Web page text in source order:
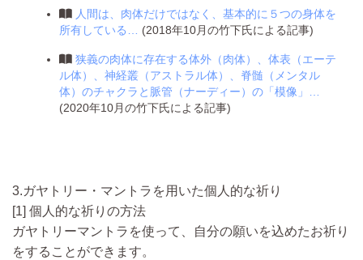
人間は、肉体だけではなく、基本的に５つの身体を
所有している… (2018年10月の竹下氏による記事)
狭義の肉体に存在する体外（肉体）、体表（エーテ
ル体）、神経叢（アストラル体）、脊髄（メンタル
体）のチャクラと脈管（ナーディー）の「模像」…
(2020年10月の竹下氏による記事)
3.ガヤトリー・マントラを用いた個人的な祈り
[1] 個人的な祈りの方法
ガヤトリーマントラを使って、自分の願いを込めたお祈り
をすることができます。